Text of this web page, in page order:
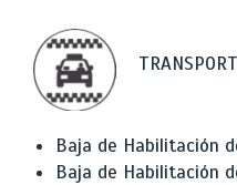
Baja de Habilitación
Baja de Habilitación